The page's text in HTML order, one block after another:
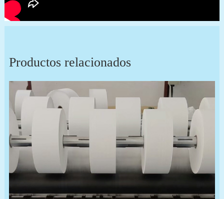
Productos relacionados